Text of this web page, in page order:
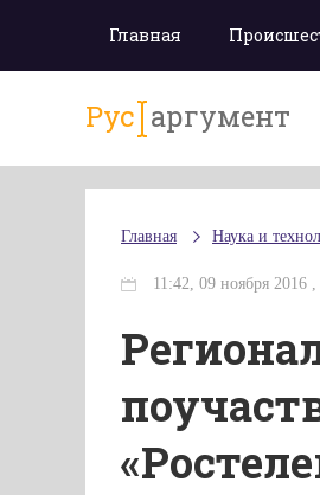
Главная
Рус аргумент
Главная Наука и
11:42, 09 ноября 2016